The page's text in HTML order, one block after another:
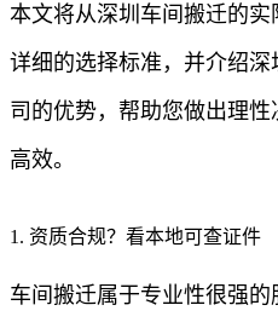
本文将从深圳车间搬迁的
详细的选择标准，并介绍
司的优势，帮助您做出理性
高效。
1. 资质合规？看本地可查证件
车间搬迁属于专业性很强